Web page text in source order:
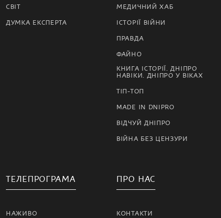
СВІТ
ДУМКА ЕКСПЕРТА
МЕДИЧНИЙ ХАБ
ІСТОРІЇ ВІЙНИ
ПРАВДА
ФАЙНО
КНИГА ІСТОРІЇ. ДНІПРО
НАВІКИ. ДНІПРО У ВІКАХ
ТІП-ТОП
MADE IN DNIPRO
ВІДЧУЙ ДНІПРО
ВІЙНА БЕЗ ЦЕНЗУРИ
ТЕЛЕПРОГРАМА
НАЖИВО
ПРО НАС
КОНТАКТИ